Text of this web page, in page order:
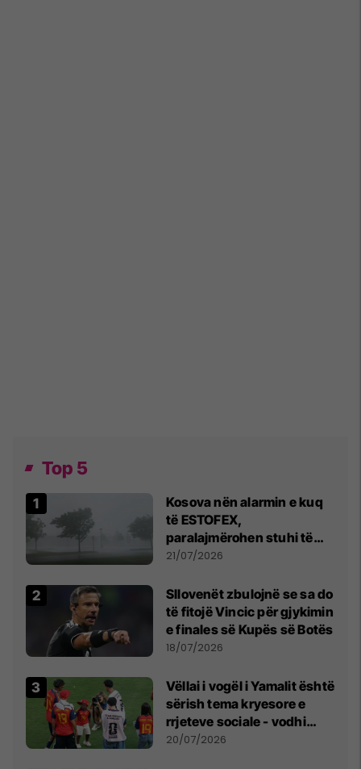
Top 5
Kosova nën alarmin e kuq
të ESTOFEX,
paralajmërohen stuhi të
fuqishme me breshër dhe
21/07/2026
Sllovenët zbulojnë se sa do
të fitojë Vincic për gjykimin
e finales së Kupës së Botës
18/07/2026
Vëllai i vogël i Yamalit është
sërish tema kryesore e
rrjeteve sociale - vodhi
vëmendjen pas finales së
20/07/2026